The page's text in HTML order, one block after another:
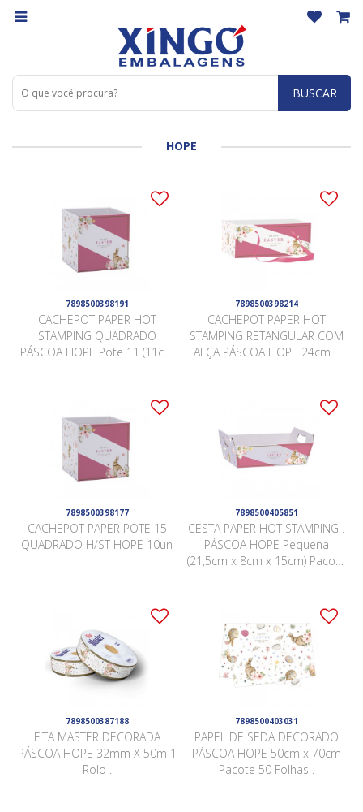
BUSCAR
HOPE
7898500398191
CACHEPOT PAPER HOT
STAMPING QUADRADO
PÁSCOA HOPE Pote 11 (11cm
7898500398214
CACHEPOT PAPER HOT
STAMPING RETANGULAR COM
ALÇA PÁSCOA HOPE 24cm x
7898500398177
CACHEPOT PAPER POTE 15
QUADRADO H/ST HOPE 10un
7898500405851
CESTA PAPER HOT STAMPING .
PÁSCOA HOPE Pequena
(21,5cm x 8cm x 15cm) Pacote
7898500387188
FITA MASTER DECORADA
PÁSCOA HOPE 32mm X 50m 1
Rolo .
7898500403031
PAPEL DE SEDA DECORADO
PÁSCOA HOPE 50cm x 70cm
Pacote 50 Folhas .